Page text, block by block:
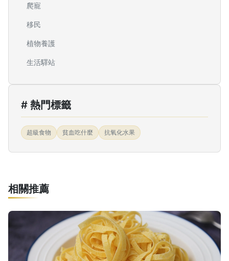
爬寵
移民
植物養護
生活驛站
# 熱門標籤
超級食物 貧血吃什麼 抗氧化水果
相關推薦